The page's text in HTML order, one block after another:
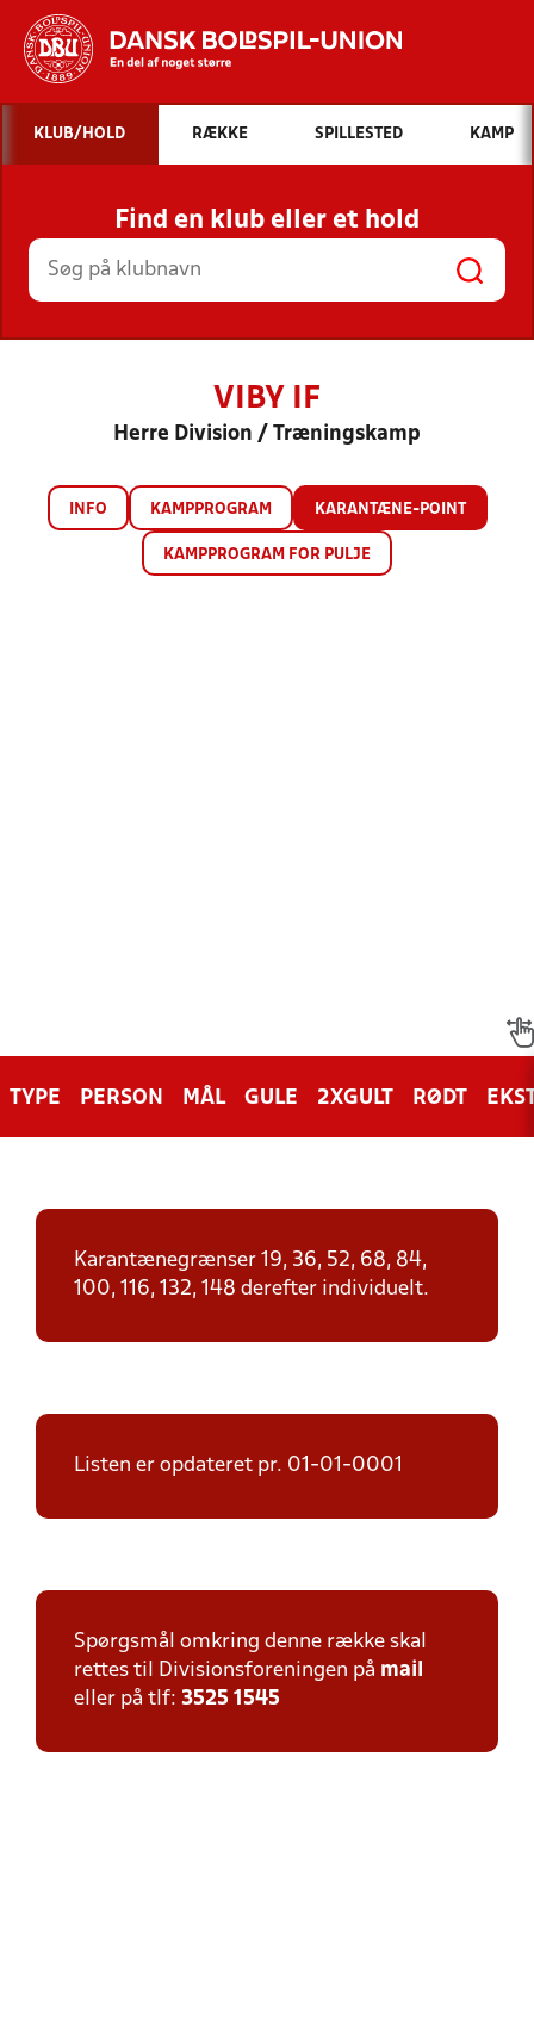
Hvad vil du søge efter?
INDHOLD OG NYHEDER
STILLINGER, RESULTATER, KLUBBER OG
HOLD
KLUB/HOLD RÆKKE SPILLESTED KAMP
Find en klub eller et hold
VIBY IF
Herre Division / Træningskamp
INFO KAMPPROGRAM KARANTÆNE-POINT
KAMPPROGRAM FOR PULJE
TYPE PERSON MÅL GULE 2XGULT RØDT
Karantænegrænser 19, 36, 52, 68, 84,
100, 116, 132, 148 derefter individuelt.
Listen er opdateret pr. 01-01-0001
Spørgsmål omkring denne række skal
rettes til Divisionsforeningen på mail
eller på tlf: 3525 1545